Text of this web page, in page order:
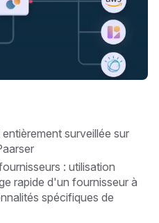
surveillée sur
: utilisation
rapide d'un fournisseur à
spécifiques de